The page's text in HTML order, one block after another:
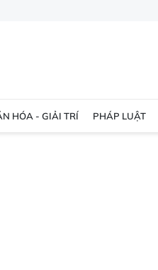
HÓA - GIẢI TRÍ PHÁP LUẬT